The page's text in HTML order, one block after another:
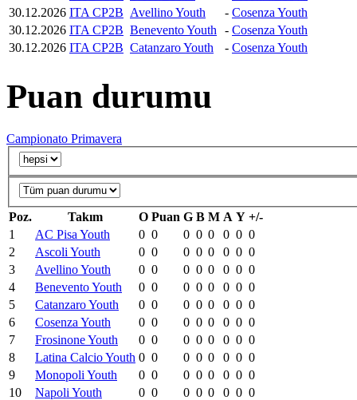
30.12.2026 ITA CP2B Avellino Youth - Cosenza Youth
30.12.2026 ITA CP2B Benevento Youth - Cosenza Youth
30.12.2026 ITA CP2B Catanzaro Youth - Cosenza Youth
Puan durumu
Campionato Primavera
Poz. Takım O Puan G B M A Y +/-
1
AC Pisa Youth 0 0 0 0 0 0 0 0
2
Ascoli Youth 0 0 0 0 0 0 0 0
3
Avellino Youth 0 0 0 0 0 0 0 0
4
Benevento Youth 0 0 0 0 0 0 0 0
5
Catanzaro Youth 0 0 0 0 0 0 0 0
6
Cosenza Youth 0 0 0 0 0 0 0 0
7
Frosinone Youth 0 0 0 0 0 0 0 0
8
Latina Calcio Youth 0 0 0 0 0 0 0 0
9
Monopoli Youth 0 0 0 0 0 0 0 0
10
Napoli Youth 0 0 0 0 0 0 0 0